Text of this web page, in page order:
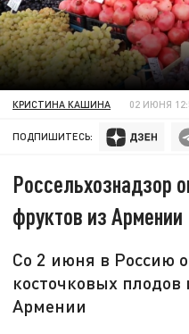
КРИСТИНА КАШИНА 02 ИЮНЯ
ПОДПИШИТЕСЬ:
Россельхознадзор
фруктов из Армении
Со 2 июня в Россию
косточковых плодов
Армении